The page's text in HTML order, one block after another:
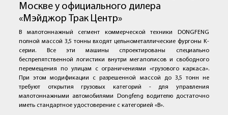
Москве у официального дилера
«Мэйджор Трак Центр»
В малотоннажный сегмент коммерческой техники DONGFENG
полной массой 3,5 тонны входят цельнометаллические фургоны K-
серии. Все эти машины спроектированы специально
беспрепятственной логистики внутри мегаполисов и свободного
перемещения по улицам с ограничениями «грузового каркаса».
При этом модификации с разрешенной массой до 3,5 тонн не
требуют открытия грузовых категорий - для управления
малотоннажными автомобилями Dongfeng водителю достаточно
иметь стандартное удостоверение с категорией «В».